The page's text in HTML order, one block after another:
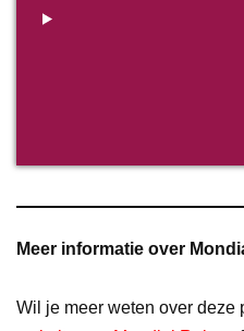
Meer informatie over
Wil je meer weten over